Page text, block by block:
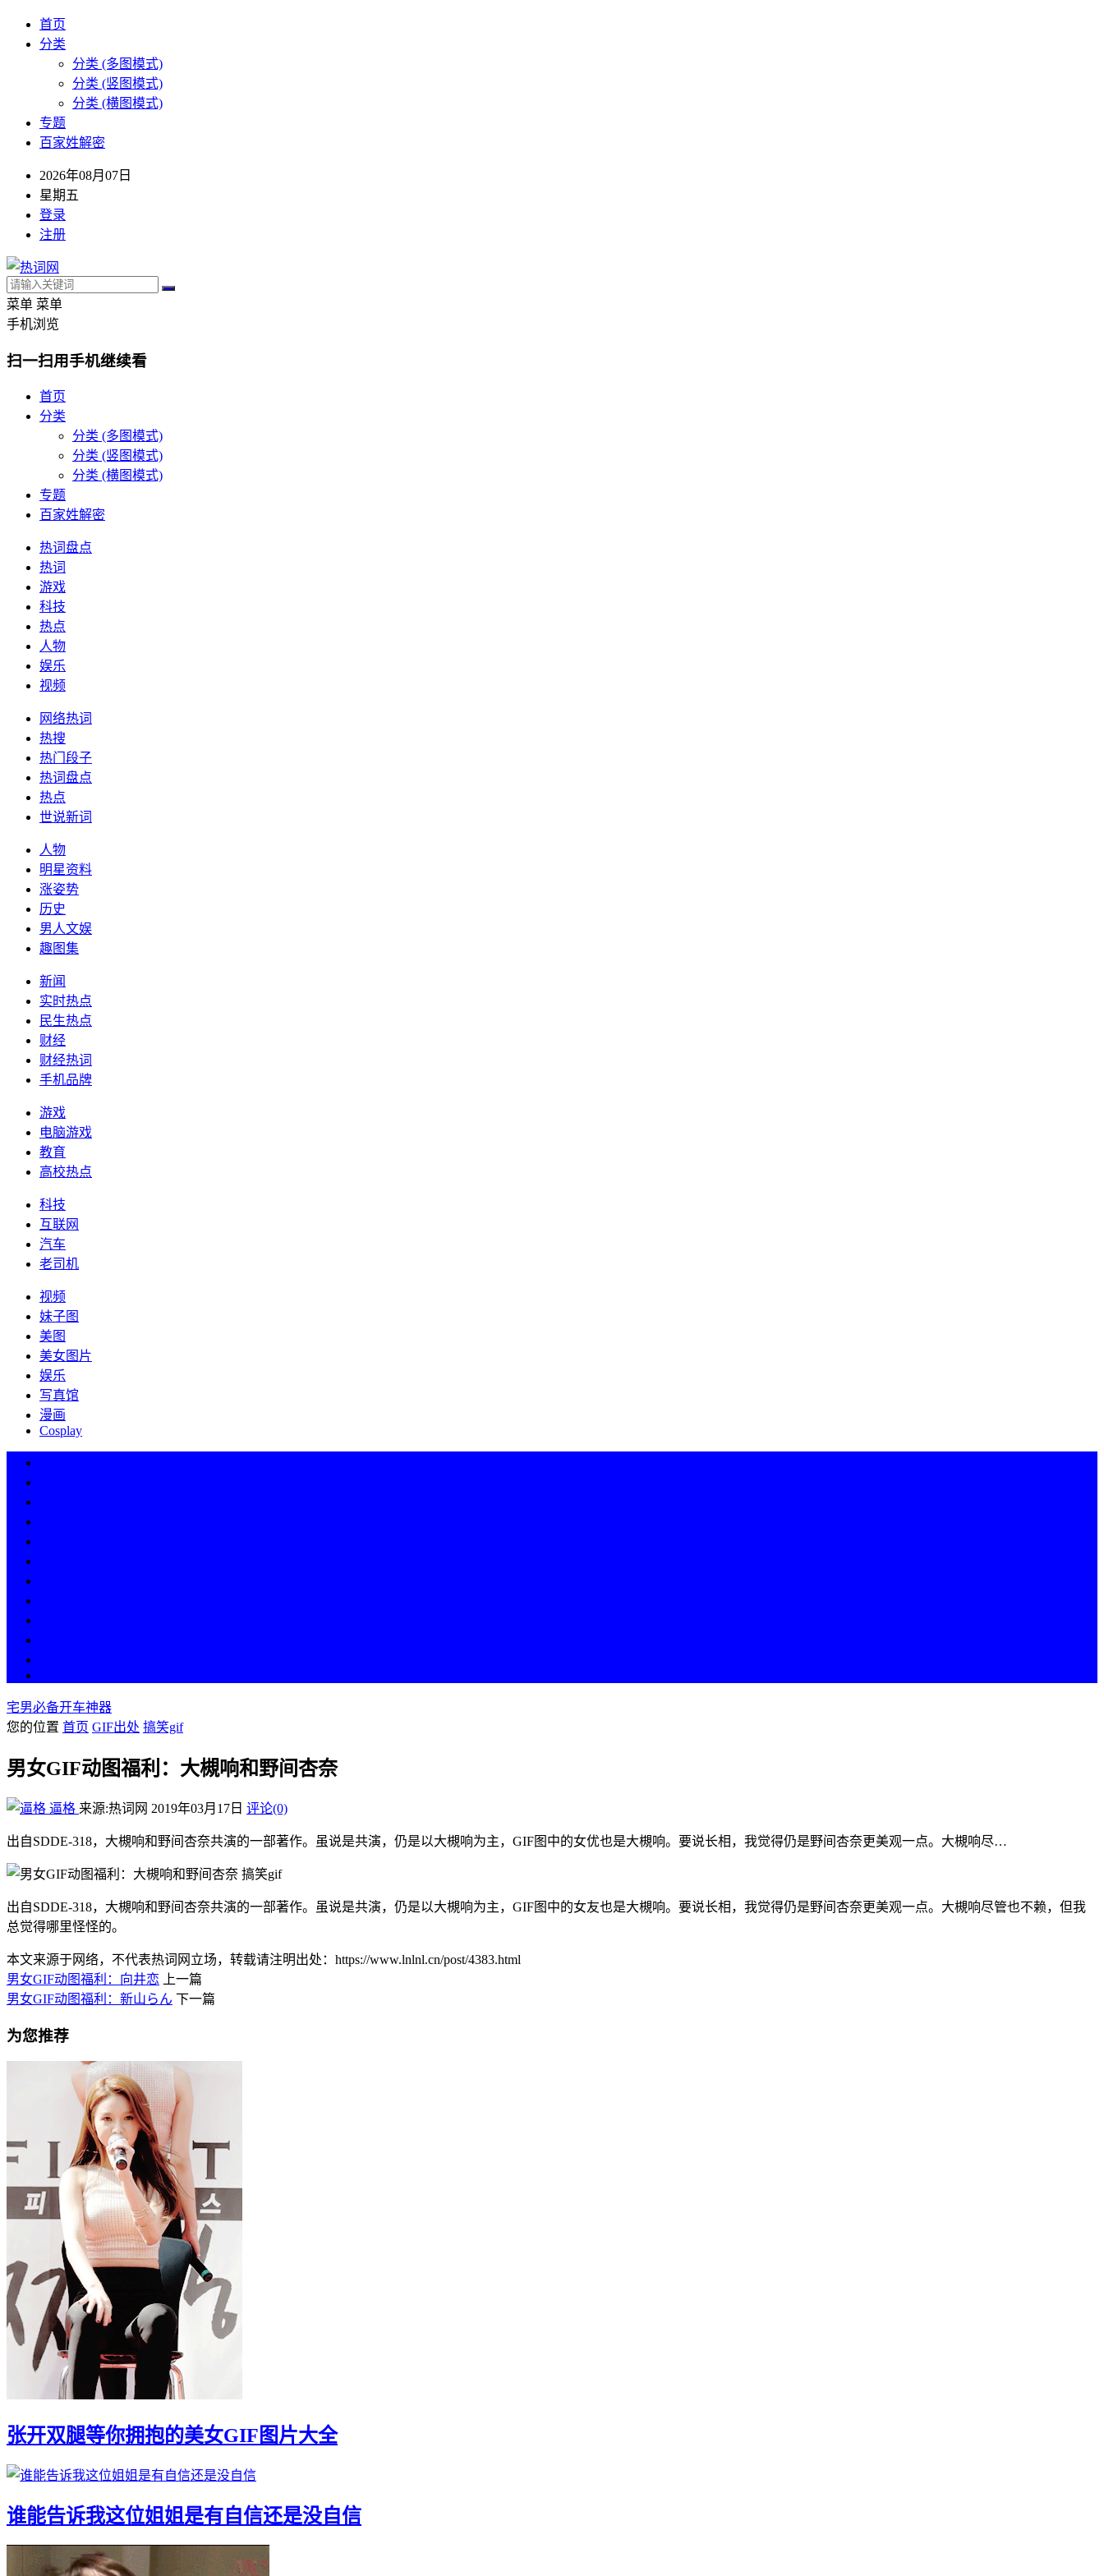
首页
分类
分类 (多图模式)
分类 (竖图模式)
分类 (横图模式)
专题
百家姓解密
2026年08月07日
星期五
登录
注册
菜单 菜单
手机浏览
扫一扫用手机继续看
首页
分类
分类 (多图模式)
分类 (竖图模式)
分类 (横图模式)
专题
百家姓解密
热词盘点
热词
游戏
科技
热点
人物
娱乐
视频
网络热词
热搜
热门段子
热词盘点
热点
世说新词
人物
明星资料
涨姿势
历史
男人文娱
趣图集
新闻
实时热点
民生热点
财经
财经热词
手机品牌
游戏
电脑游戏
教育
高校热点
科技
互联网
汽车
老司机
视频
妹子图
美图
美女图片
娱乐
写真馆
漫画
Cosplay
宅男必备开车神器
您的位置 首页 GIF出处 搞笑gif
男女GIF动图福利：大槻响和野间杏奈
逼格 来源:热词网 2019年03月17日 评论(0)
出自SDDE-318，大槻响和野间杏奈共演的一部著作。虽说是共演，仍是以大槻响为主，GIF图中的女优也是大槻响。要说长相，我觉得仍是野间杏奈更美观一点。大槻响尽…
出自SDDE-318，大槻响和野间杏奈共演的一部著作。虽说是共演，仍是以大槻响为主，GIF图中的女友也是大槻响。要说长相，我觉得仍是野间杏奈更美观一点。大槻响尽管也不赖，但我
总觉得哪里怪怪的。
本文来源于网络，不代表热词网立场，转载请注明出处：https://www.lnlnl.cn/post/4383.html
男女GIF动图福利：向井恋
上一篇
男女GIF动图福利：新山らん 下一篇
为您推荐
张开双腿等你拥抱的美女GIF图片大全
谁能告诉我这位姐姐是有自信还是没自信